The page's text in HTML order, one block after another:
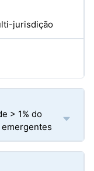
jurisdição
> 1% do
emergentes